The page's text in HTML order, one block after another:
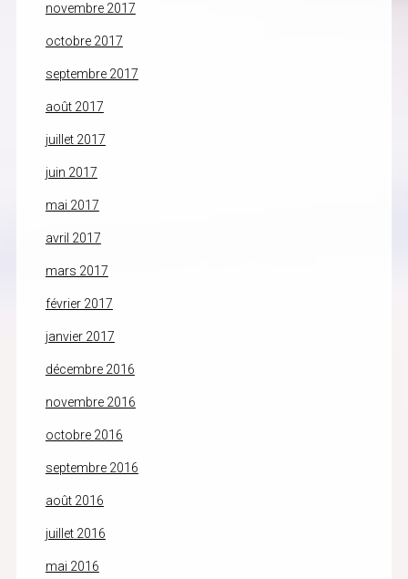
novembre 2017
octobre 2017
septembre 2017
août 2017
juillet 2017
juin 2017
mai 2017
avril 2017
mars 2017
février 2017
janvier 2017
décembre 2016
novembre 2016
octobre 2016
septembre 2016
août 2016
juillet 2016
mai 2016